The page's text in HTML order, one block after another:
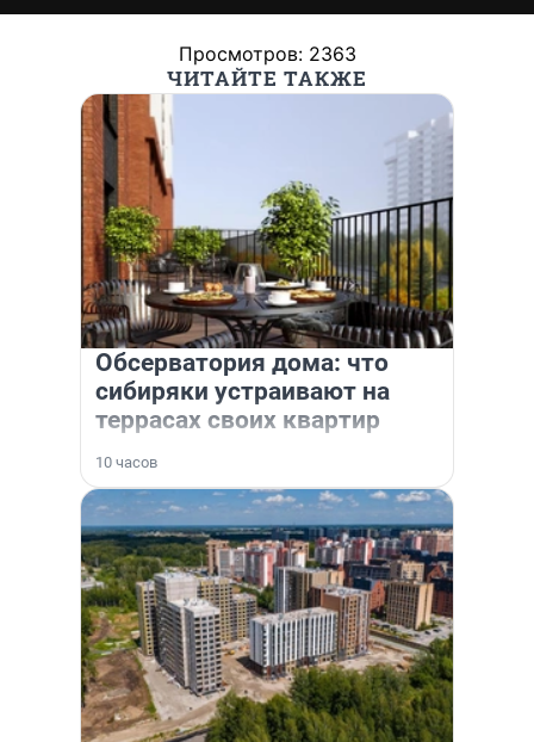
Просмотров: 2363
ЧИТАЙТЕ ТАКЖЕ
Обсерватория дома: что
сибиряки устраивают на
террасах своих квартир
10 часов